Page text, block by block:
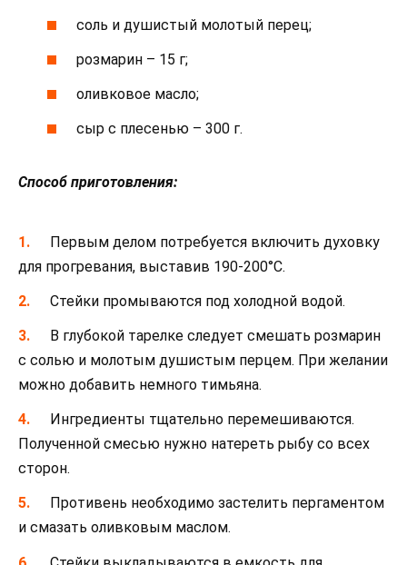
соль и душистый молотый перец;
розмарин – 15 г;
оливковое масло;
сыр с плесенью – 300 г.
Способ приготовления:
Первым делом потребуется включить духовку
для прогревания, выставив 190-200°С.
Стейки промываются под холодной водой.
В глубокой тарелке следует смешать розмарин
с солью и молотым душистым перцем. При желании
можно добавить немного тимьяна.
Ингредиенты тщательно перемешиваются.
Полученной смесью нужно натереть рыбу со всех
сторон.
Противень необходимо застелить пергаментом
и смазать оливковым маслом.